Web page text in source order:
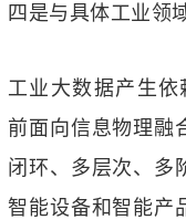
四是与具体工业领
工业大数据产生依
前面向信息物理融
闭环、多层次、多
智能设备和智能产